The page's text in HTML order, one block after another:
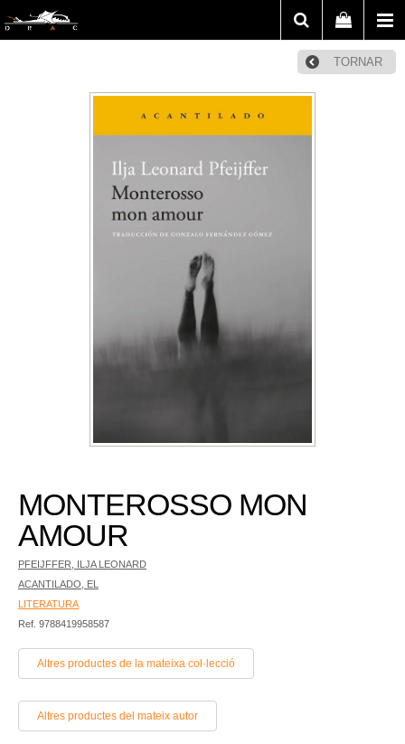
TORNAR
MONTEROSSO MON
AMOUR
PFEIJFFER, ILJA LEONARD
ACANTILADO, EL
LITERATURA
Ref. 9788419958587
Altres productes de la mateixa col·lecció
Altres productes del mateix autor